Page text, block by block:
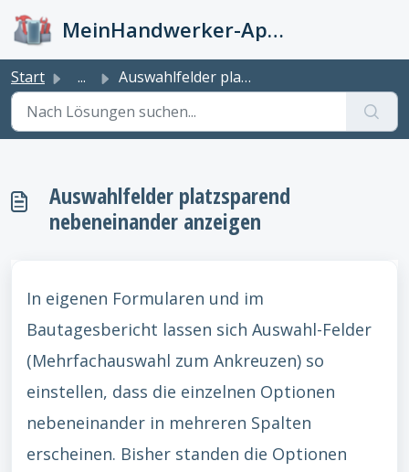
MeinHandwerker-App Info-Kiste
Start ... Auswahlfelder platzsparend nebeneinander anzeigen
Auswahlfelder platzsparend
nebeneinander anzeigen
In eigenen Formularen und im
Bautagesbericht lassen sich Auswahl-Felder
(Mehrfachauswahl zum Ankreuzen) so
einstellen, dass die einzelnen Optionen
nebeneinander in mehreren Spalten
erscheinen. Bisher standen die Optionen